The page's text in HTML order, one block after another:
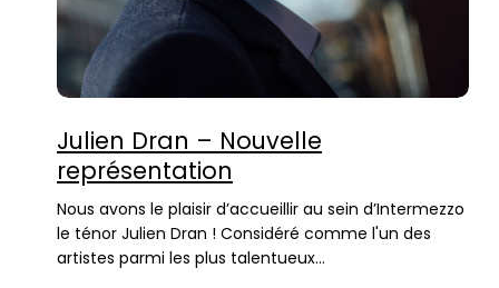
Julien Dran – Nouvelle
représentation
Nous avons le plaisir d’accueillir au sein d’Intermezzo
le ténor Julien Dran ! Considéré comme l'un des
artistes parmi les plus talentueux…